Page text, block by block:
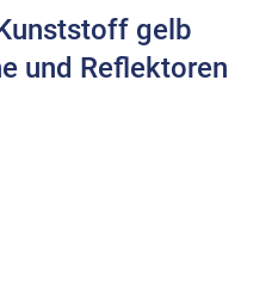
gelb
und Reflektoren